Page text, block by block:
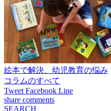
絵本で解決、幼児教育の悩み
コラムのすべて
Tweet Facebook Line
share comments
SEARCH